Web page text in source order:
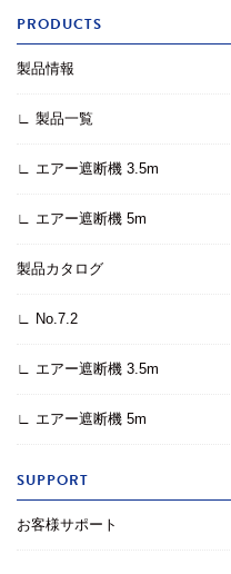
PRODUCTS
製品情報
∟ 製品一覧
∟ エアー遮断機 3.5m
∟ エアー遮断機 5m
製品カタログ
∟ No.7.2
∟ エアー遮断機 3.5m
∟ エアー遮断機 5m
SUPPORT
お客様サポート